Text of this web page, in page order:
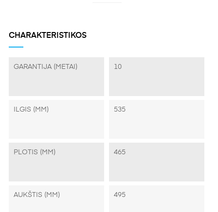
CHARAKTERISTIKOS
GARANTIJA (METAI) 10
ILGIS (MM) 535
PLOTIS (MM) 465
AUKŠTIS (MM) 495